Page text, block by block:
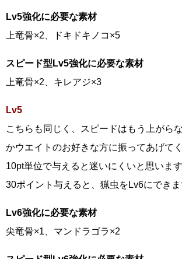
Lv5強化に必要な素材
上竜骨×2、ドキドキノコ×5
スピード型Lv5強化に必要な素材
上竜骨×2、キレアジ×3
Lv5
こちらも同じく、スピードはもう上がら
かウエイトのお好きな方に振ってあげてく
10pt単位で与えると迷いにくいと思います
30ポイント与えると、猟虫をLv6にできま
Lv6強化に必要な素材
尖竜骨×1、マンドラゴラ×2